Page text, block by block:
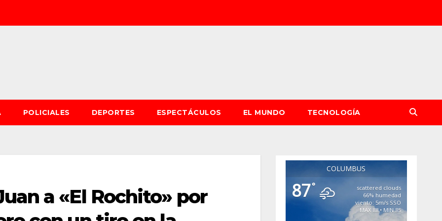
POLICIALES DEPORTES ESPECTÁCULOS EL MUNDO TECNOLOGÍA
a «El Rochito» por
COLUMBUS
87°
scattered clouds
66% humedad
viento: 5m/s SSO
MAX 88 • MIN 85